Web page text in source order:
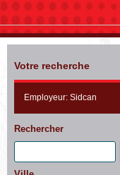
Votre recherche
Employeur: Sidcan
Rechercher